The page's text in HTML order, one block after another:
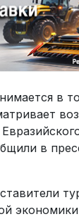
в
в
экономики